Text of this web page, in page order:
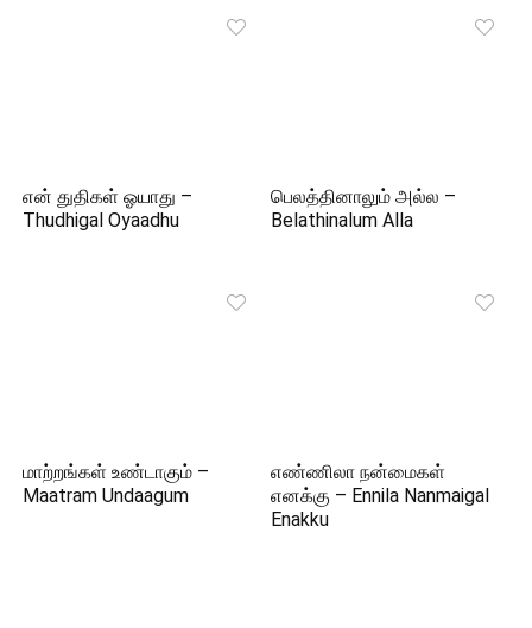
என் துதிகள் ஓயாது –
Thudhigal Oyaadhu
பெலத்தினாலும் அல்ல –
Belathinalum Alla
மாற்றங்கள் உண்டாகும் –
Maatram Undaagum
எண்ணிலா நன்மைகள்
எனக்கு – Ennila Nanmaigal
Enakku